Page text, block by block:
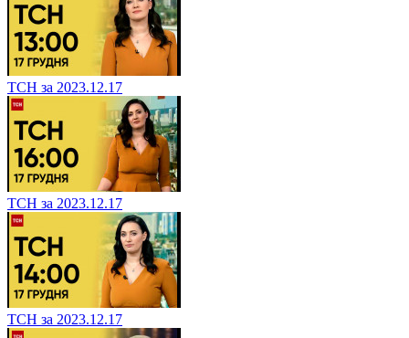
ТСН за 2023.12.17
ТСН за 2023.12.17
ТСН за 2023.12.17